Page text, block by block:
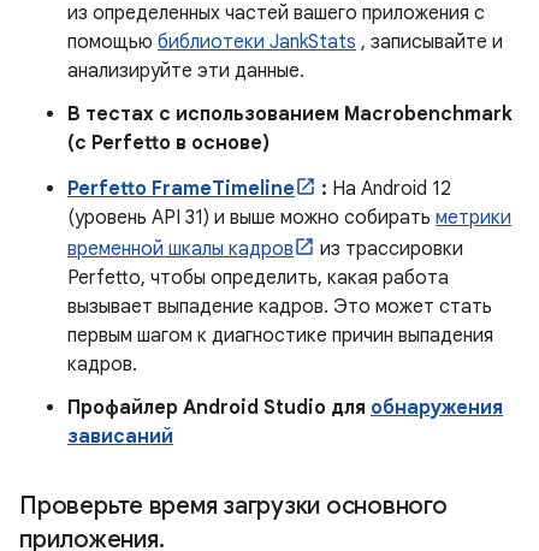
из определенных частей вашего приложения с
помощью библиотеки JankStats , записывайте и
анализируйте эти данные.
В тестах с использованием Macrobenchmark
(с Perfetto в основе)
Perfetto FrameTimeline
: На Android 12
(уровень API 31) и выше можно собирать метрики
временной шкалы кадров
из трассировки
Perfetto, чтобы определить, какая работа
вызывает выпадение кадров. Это может стать
первым шагом к диагностике причин выпадения
кадров.
Профайлер Android Studio для обнаружения
зависаний
Проверьте время загрузки основного
приложения.